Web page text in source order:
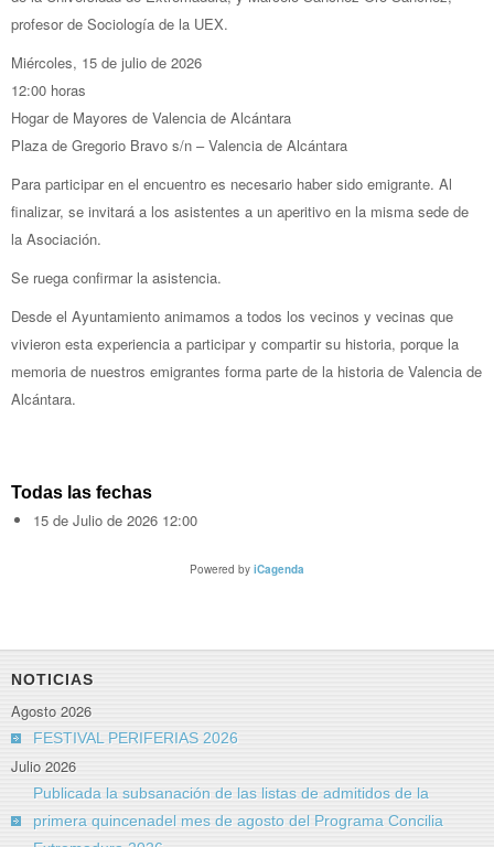
profesor de Sociología de la UEX.
Miércoles, 15 de julio de 2026
12:00 horas
Hogar de Mayores de Valencia de Alcántara
Plaza de Gregorio Bravo s/n – Valencia de Alcántara
Para participar en el encuentro es necesario haber sido emigrante. Al
finalizar, se invitará a los asistentes a un aperitivo en la misma sede de
la Asociación.
Se ruega confirmar la asistencia.
Desde el Ayuntamiento animamos a todos los vecinos y vecinas que
vivieron esta experiencia a participar y compartir su historia, porque la
memoria de nuestros emigrantes forma parte de la historia de Valencia de
Alcántara.
Todas las fechas
15 de Julio de 2026 12:00
Powered by iCagenda
NOTICIAS
Agosto 2026
FESTIVAL PERIFERIAS 2026
Julio 2026
Publicada la subsanación de las listas de admitidos de la
primera quincenadel mes de agosto del Programa Concilia